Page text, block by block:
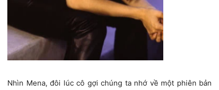
Nhìn Mena, đôi lúc cô gợi chúng ta nhớ về một phiên bản